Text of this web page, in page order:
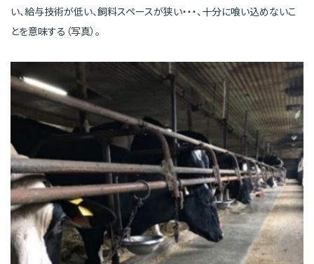
い、給与技術が低い、飼料スペースが狭い・・・、十分に喰い込めないこ
とを意味する（写真）。